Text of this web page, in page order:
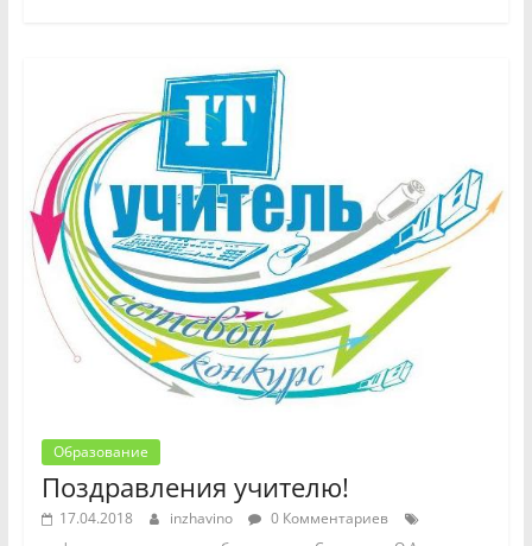
Образование
Поздравления учителю!
17.04.2018 inzhavino
0 Комментариев